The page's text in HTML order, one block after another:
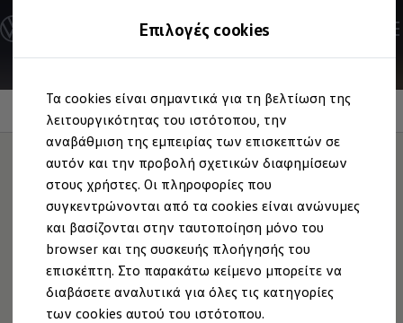
Επιλογές cookies
Τα cookies είναι σημαντικά για τη βελτίωση της
λειτουργικότητας του ιστότοπου, την
αναβάθμιση της εμπειρίας των επισκεπτών σε
αυτόν και την προβολή σχετικών διαφημίσεων
στους χρήστες. Οι πληροφορίες που
συγκεντρώνονται από τα cookies είναι ανώνυμες
και βασίζονται στην ταυτοποίηση μόνο του
browser και της συσκευής πλοήγησής του
επισκέπτη. Στο παρακάτω κείμενο μπορείτε να
διαβάσετε αναλυτικά για όλες τις κατηγορίες
των cookies αυτού του ιστότοπου.
στο
περιεχόμενο
στο
footer
Ανακαλύψτε τα Μοντέλα
Διαμορφώστε το Volkswagen σας
Επαγγελματικά Οχήματα Volkswagen
Ηλεκτρικά & eHybrid μοντέλα
Ηλεκτρικά μοντέλα
ID.3 Neo
Νέο ID. Polo
ID.4
ID.4 GTX
ID.5
ID.5 GTX
ID.7
ID.7 GTX
ID. Buzz
ID. Buzz Cargo
ID. CROSS
eHybrid μοντέλα
Φωνητικός βοηθός
Πείτε "Hello!"στο
Tiguan σας